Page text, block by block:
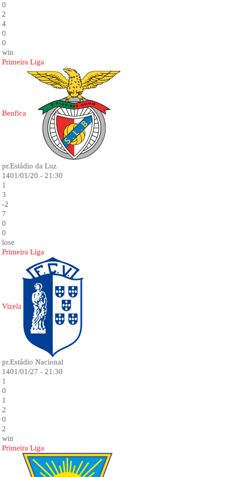
0
2
4
0
0
win
Primeira Liga
Benfica
pr.Estádio da Luz
1401/01/20 - 21:30
1
3
-2
7
0
0
lose
Primeira Liga
Vizela
pr.Estádio Nacional
1401/01/27 - 21:30
1
0
1
2
0
2
win
Primeira Liga